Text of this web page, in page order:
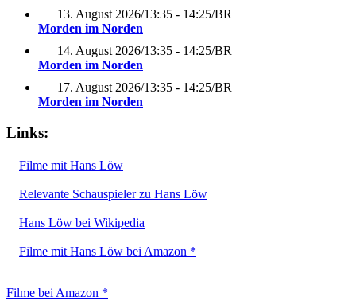
13. August 2026/13:35 - 14:25/BR
Morden im Norden
14. August 2026/13:35 - 14:25/BR
Morden im Norden
17. August 2026/13:35 - 14:25/BR
Morden im Norden
Links:
Filme mit Hans Löw
Relevante Schauspieler zu Hans Löw
Hans Löw bei Wikipedia
Filme mit Hans Löw bei Amazon *
Filme bei Amazon *